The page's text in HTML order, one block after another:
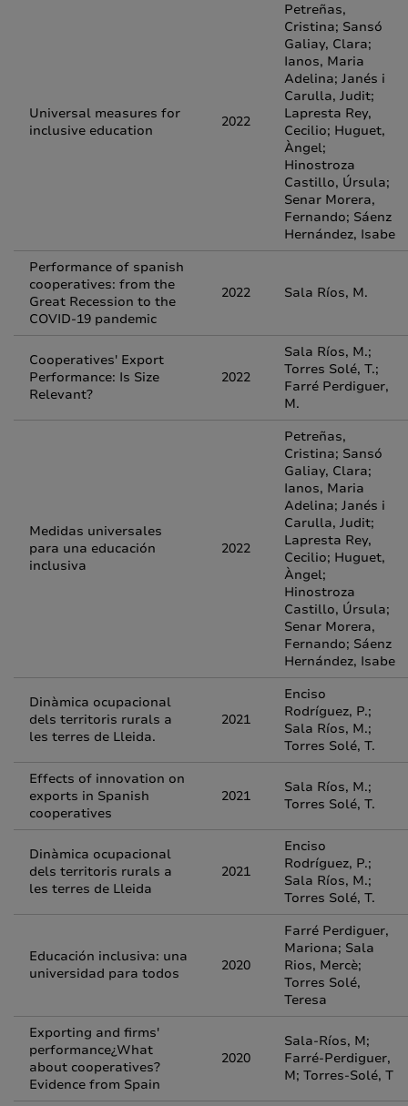
Universal measures for
inclusive education
2022
Petreñas,
Cristina; Sansó
Galiay, Clara;
Ianos, Maria
Adelina; Janés i
Carulla, Judit;
Lapresta Rey,
Cecilio; Huguet,
Àngel;
Hinostroza
Castillo, Úrsula;
Senar Morera,
Fernando; Sáenz
Hernández, Isabe
Performance of spanish
cooperatives: from the
Great Recession to the
COVID-19 pandemic
2022 Sala Ríos, M.
Cooperatives' Export
Performance: Is Size
Relevant?
2022
Sala Ríos, M.;
Torres Solé, T.;
Farré Perdiguer,
M.
Medidas universales
para una educación
inclusiva
2022
Petreñas,
Cristina; Sansó
Galiay, Clara;
Ianos, Maria
Adelina; Janés i
Carulla, Judit;
Lapresta Rey,
Cecilio; Huguet,
Àngel;
Hinostroza
Castillo, Úrsula;
Senar Morera,
Fernando; Sáenz
Hernández, Isabe
Dinàmica ocupacional
dels territoris rurals a
les terres de Lleida.
2021
Enciso
Rodríguez, P.;
Sala Ríos, M.;
Torres Solé, T.
Effects of innovation on
exports in Spanish
cooperatives
2021
Sala Ríos, M.;
Torres Solé, T.
Dinàmica ocupacional
dels territoris rurals a
les terres de Lleida
2021
Enciso
Rodríguez, P.;
Sala Ríos, M.;
Torres Solé, T.
Educación inclusiva: una
universidad para todos
2020
Farré Perdiguer,
Mariona; Sala
Rios, Mercè;
Torres Solé,
Teresa
Exporting and firms'
performance¿What
about cooperatives?
Evidence from Spain
2020
Sala-Ríos, M;
Farré-Perdiguer,
M; Torres-Solé, T